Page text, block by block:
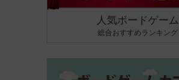
人気ボードゲーム
総合おすすめランキング